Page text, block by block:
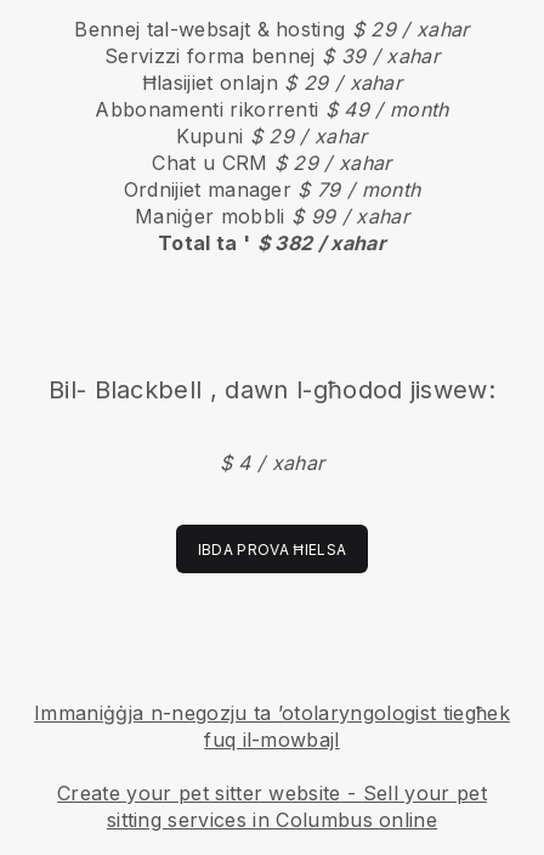
Bennej tal-websajt & hosting $ 29 / xahar
Servizzi forma bennej $ 39 / xahar
Ħlasijiet onlajn $ 29 / xahar
Abbonamenti rikorrenti $ 49 / month
Kupuni $ 29 / xahar
Chat u CRM $ 29 / xahar
Ordnijiet manager $ 79 / month
Maniġer mobbli $ 99 / xahar
Total ta ' $ 382 / xahar
Bil- Blackbell , dawn l-għodod jiswew:
$ 4 / xahar
IBDA PROVA ĦIELSA
Immaniġġja n-negozju ta ’otolaryngologist tiegħek
fuq il-mowbajl
Create your pet sitter website - Sell your pet
sitting services in Columbus online